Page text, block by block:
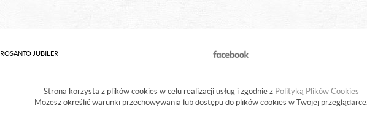
ROSANTO JUBILER
Strona korzysta z plików cookies w celu realizacji usług i zgodnie z Polityką Plików Cookies
Możesz określić warunki przechowywania lub dostępu do plików cookies w Twojej przeglądarce.